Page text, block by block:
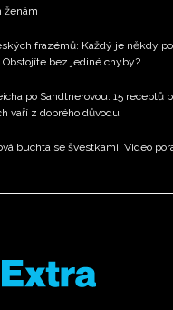
ženám
frazémů: Každý je někdy
Obstojíte bez jediné chyby?
po Sandtnerovou: 15
vaří z dobrého důvodu
buchta se švestkami: Video